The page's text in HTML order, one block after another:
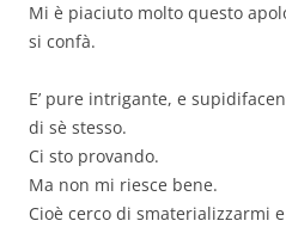
Mi è piaciuto molto questo
si confà.
E’ pure intrigante, e
di sè stesso.
Ci sto provando.
Ma non mi riesce bene.
Cioè cerco di smaterializzarmi